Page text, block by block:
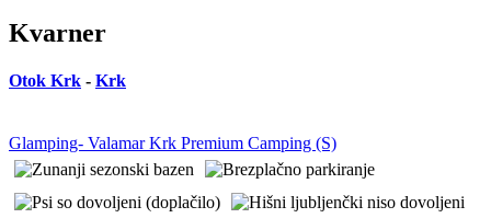
Kvarner
Otok Krk - Krk
Glamping- Valamar Krk Premium Camping (S)